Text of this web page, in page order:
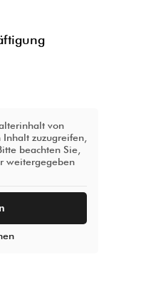
von
zuzugreifen,
beachten Sie,
weitergegeben